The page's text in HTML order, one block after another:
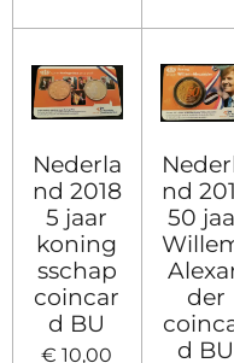
Nederla
nd 2018
5 jaar
koning
sschap
coincar
d BU
€ 10,00
nd
50
der
d BU